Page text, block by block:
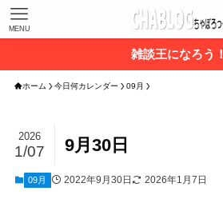
MENU
雑談王になろう！
ホーム 今日何カレンダー 09月
9月30日
2026
1/07
09月 2022年9月30日 2026年1月7日